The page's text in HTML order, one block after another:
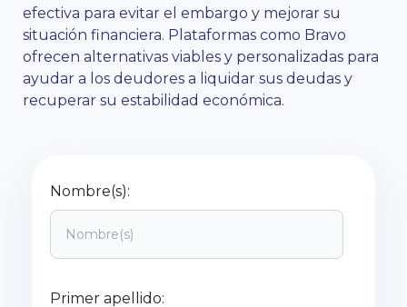
efectiva para evitar el embargo y mejorar su
situación financiera. Plataformas como Bravo
ofrecen alternativas viables y personalizadas para
ayudar a los deudores a liquidar sus deudas y
recuperar su estabilidad económica.
Nombre(s):
Primer apellido: